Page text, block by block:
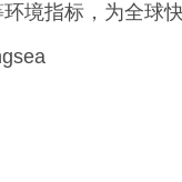
境指标，为全球